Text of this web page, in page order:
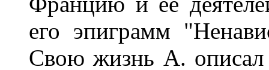
его эпиграмм
Свою жизнь А. описал